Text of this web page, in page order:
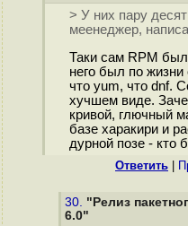
> У них пару
меенеджер,
Таки сам RPM
него был по
что yum, что dnf.
хучшем виде.
кривой, глючный
базе харакири и
дурной позе - кто б
Ответить
30. "Релиз
6.0"